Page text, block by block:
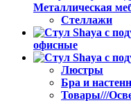
Металлическая
Стеллажи
офисные
Люстры
Бра и
Товары///